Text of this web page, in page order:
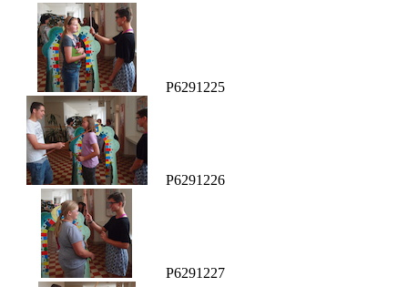
P6291225
P6291226
P6291227